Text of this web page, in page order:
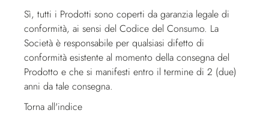
Sì, tutti i Prodotti sono coperti da garanzia legale di
conformità, ai sensi del Codice del Consumo. La
Società è responsabile per qualsiasi difetto di
conformità esistente al momento della consegna del
Prodotto e che si manifesti entro il termine di 2 (due)
anni da tale consegna.
Torna all'indice